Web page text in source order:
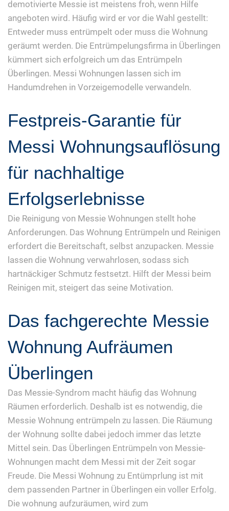
demotivierte Messie ist meistens froh, wenn Hilfe
angeboten wird. Häufig wird er vor die Wahl gestellt:
Entweder muss entrümpelt oder muss die Wohnung
geräumt werden. Die Entrümpelungsfirma in Überlingen
kümmert sich erfolgreich um das Entrümpeln
Überlingen. Messi Wohnungen lassen sich im
Handumdrehen in Vorzeigemodelle verwandeln.
Festpreis-Garantie für
Messi Wohnungsauflösung
für nachhaltige
Erfolgserlebnisse
Die Reinigung von Messie Wohnungen stellt hohe
Anforderungen. Das Wohnung Entrümpeln und Reinigen
erfordert die Bereitschaft, selbst anzupacken. Messie
lassen die Wohnung verwahrlosen, sodass sich
hartnäckiger Schmutz festsetzt. Hilft der Messi beim
Reinigen mit, steigert das seine Motivation.
Das fachgerechte Messie
Wohnung Aufräumen
Überlingen
Das Messie-Syndrom macht häufig das Wohnung
Räumen erforderlich. Deshalb ist es notwendig, die
Messie Wohnung entrümpeln zu lassen. Die Räumung
der Wohnung sollte dabei jedoch immer das letzte
Mittel sein. Das Überlingen Entrümpeln von Messie-
Wohnungen macht dem Messi mit der Zeit sogar
Freude. Die Messi Wohnung zu Entümprlung ist mit
dem passenden Partner in Überlingen ein voller Erfolg.
Die wohnung aufzuräumen, wird zum